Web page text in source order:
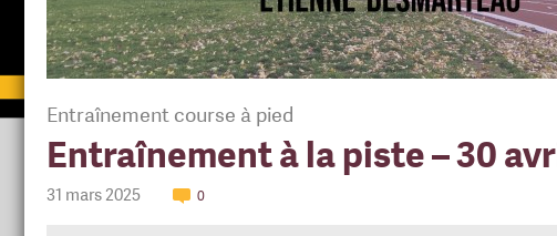
Entraînement course à pied
Entraînement à la piste – 30
31 mars 2025 0